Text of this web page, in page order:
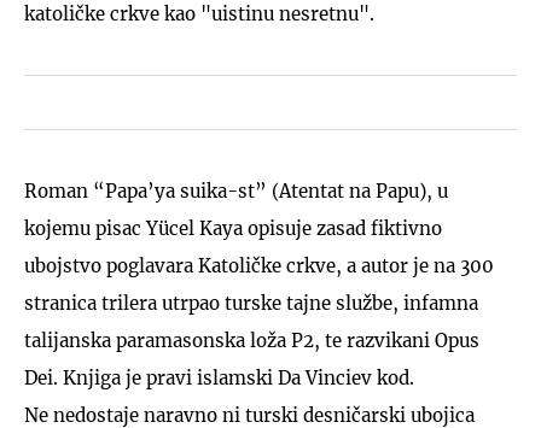
katoličke crkve kao "uistinu nesretnu".
Roman “Papa’ya suika-st” (Atentat na Papu), u
kojemu pisac Yücel Kaya opisuje zasad fiktivno
ubojstvo poglavara Katoličke crkve, a autor je na 300
stranica trilera utrpao turske tajne službe, infamna
talijanska paramasonska loža P2, te razvikani Opus
Dei. Knjiga je pravi islamski Da Vinciev kod.
Ne nedostaje naravno ni turski desničarski ubojica